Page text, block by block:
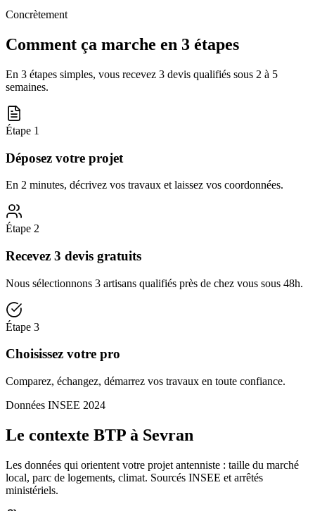
Concrètement
Comment ça marche en 3 étapes
En 3 étapes simples, vous recevez 3 devis qualifiés sous 2 à 5
semaines.
Étape 1
Déposez votre projet
En 2 minutes, décrivez vos travaux et laissez vos coordonnées.
Étape 2
Recevez 3 devis gratuits
Nous sélectionnons 3 artisans qualifiés près de chez vous sous 48h.
Étape 3
Choisissez votre pro
Comparez, échangez, démarrez vos travaux en toute confiance.
Données INSEE 2024
Le contexte BTP à Sevran
Les données qui orientent votre projet antenniste : taille du marché
local, parc de logements, climat. Sourcés INSEE et arrêtés
ministériels.